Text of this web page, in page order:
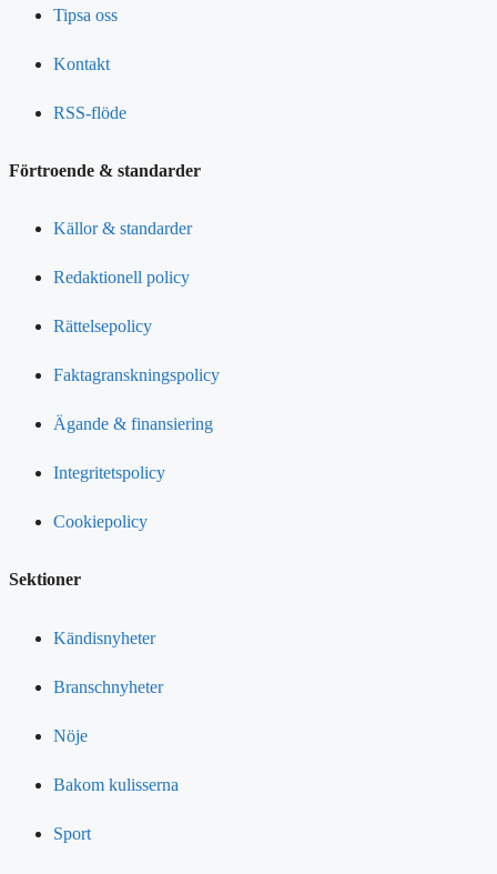
Tipsa oss
Kontakt
RSS-flöde
Förtroende & standarder
Källor & standarder
Redaktionell policy
Rättelsepolicy
Faktagranskningspolicy
Ägande & finansiering
Integritetspolicy
Cookiepolicy
Sektioner
Kändisnyheter
Branschnyheter
Nöje
Bakom kulisserna
Sport